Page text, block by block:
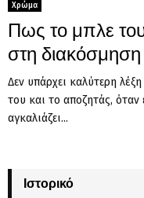
Χρώμα
Πως το μπλε
στη διακόσμηση
Δεν υπάρχει καλύτερη
του και το αποζητάς, όταν
αγκαλιάζει...
Ιστορικό